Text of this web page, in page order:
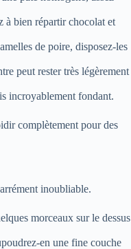
à bien répartir chocolat et
de poire, disposez-les
peut rester très légèrement
incroyablement fondant.
complètement pour des
inoubliable.
morceaux sur le dessus
en une fine couche